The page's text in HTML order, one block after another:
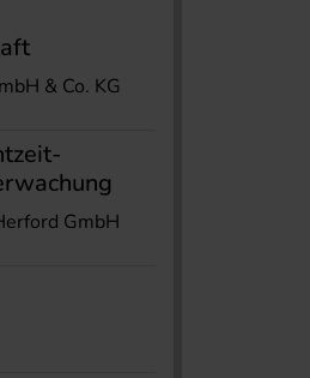
& Co. KG
GmbH